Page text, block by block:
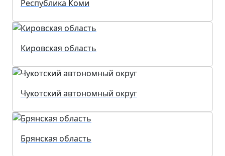
Республика Коми
Кировская область
Чукотский автономный округ
Брянская область